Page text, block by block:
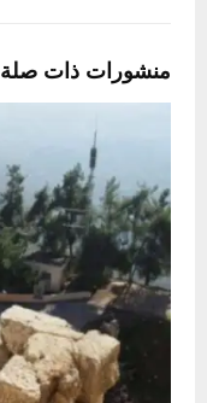
منشورات ذات صلة